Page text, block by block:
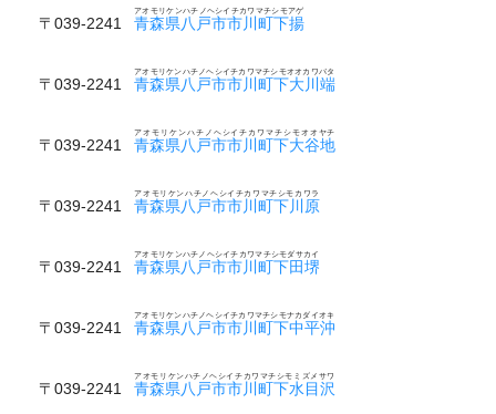
〒039-2241 青森県八戸市市川町下揚
アオモリケンハチノヘシイチカワマチシモアゲ
〒039-2241 青森県八戸市市川町下大川端
アオモリケンハチノヘシイチカワマチシモオオカワバタ
〒039-2241 青森県八戸市市川町下大谷地
アオモリケンハチノヘシイチカワマチシモオオヤチ
〒039-2241 青森県八戸市市川町下川原
アオモリケンハチノヘシイチカワマチシモカワラ
〒039-2241 青森県八戸市市川町下田堺
アオモリケンハチノヘシイチカワマチシモダサカイ
〒039-2241 青森県八戸市市川町下中平沖
アオモリケンハチノヘシイチカワマチシモナカダイオキ
〒039-2241 青森県八戸市市川町下水目沢
アオモリケンハチノヘシイチカワマチシモミズメサワ